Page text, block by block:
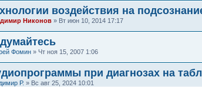
воздействия на
Никонов » Вт июн 10, 2014 17:17
Фомин » Чт ноя 15, 2007 1:06
при диагнозах на
Р. » Вс авг 25, 2024 10:01